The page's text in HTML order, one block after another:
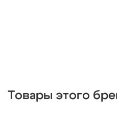
Товары этого